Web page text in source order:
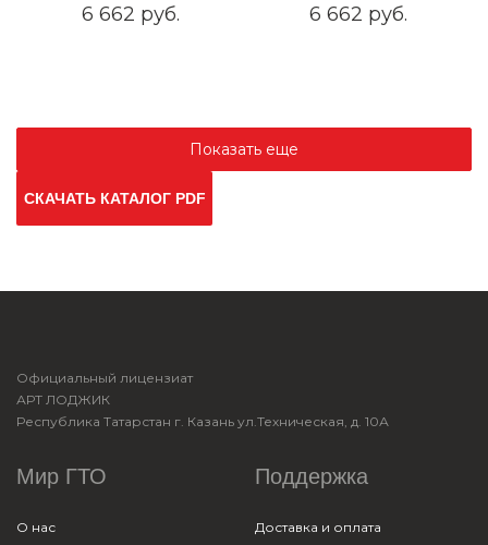
6 662 руб. 6 662 руб.
Показать еще
СКАЧАТЬ КАТАЛОГ PDF
Официальный лицензиат
АРТ ЛОДЖИК
Республика Татарстан г. Казань ул.Техническая, д. 10А
Мир ГТО
О нас
Поддержка
Доставка и оплата